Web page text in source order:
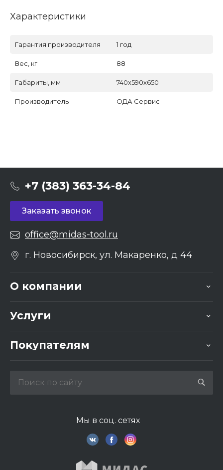
Характеристики
Гарантия производителя 1 год
Вес, кг 88
Габариты, мм 740х590х650
Производитель ОДА Сервис
+7 (383) 363-34-84
Заказать звонок
office@midas-tool.ru
г. Новосибирск, ул. Макаренко, д 44
О компании
Услуги
Покупателям
Мы в соц. сетях